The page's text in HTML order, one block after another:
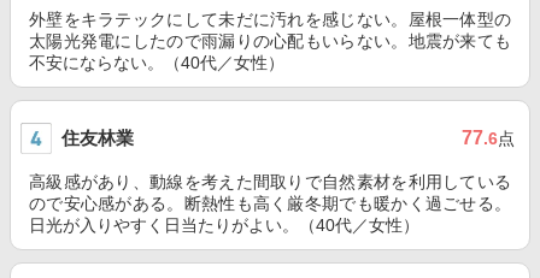
外壁をキラテックにして未だに汚れを感じない。屋根一体型の
太陽光発電にしたので雨漏りの心配もいらない。地震が来ても
不安にならない。（40代／女性）
住友林業 77.6点
高級感があり、動線を考えた間取りで自然素材を利用している
ので安心感がある。断熱性も高く厳冬期でも暖かく過ごせる。
日光が入りやすく日当たりがよい。（40代／女性）